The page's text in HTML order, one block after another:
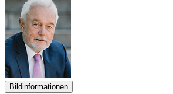
Bildinformationen